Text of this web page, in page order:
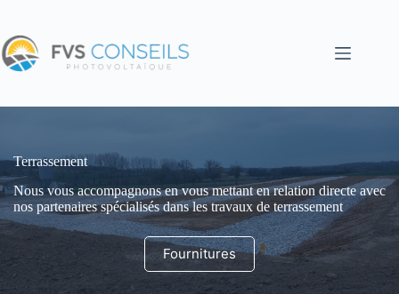
contenu
Terrassement
Nous vous accompagnons en vous mettant en relation directe avec
nos partenaires spécialisés dans les travaux de terrassement
Fournitures